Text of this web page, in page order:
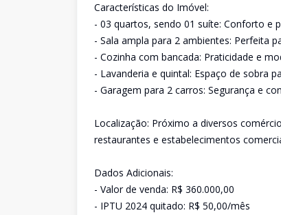
Características do Imóvel:
- 03 quartos, sendo 01 suíte: Conforto e
- Sala ampla para 2 ambientes: Perfeita
- Cozinha com bancada: Praticidade e
- Lavanderia e quintal: Espaço de sobra
- Garagem para 2 carros: Segurança e
Localização: Próximo a diversos
restaurantes e estabelecimentos
Dados Adicionais:
- Valor de venda: R$ 360.000,00
- IPTU 2024 quitado: R$ 50,00/mês